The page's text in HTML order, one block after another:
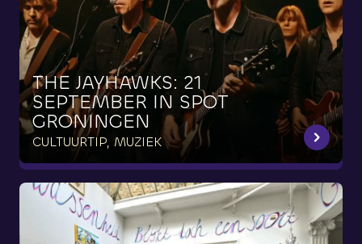
THE JAYHAWKS: 21
SEPTEMBER IN SPOT
GRONINGEN
CULTUURTIP, MUZIEK